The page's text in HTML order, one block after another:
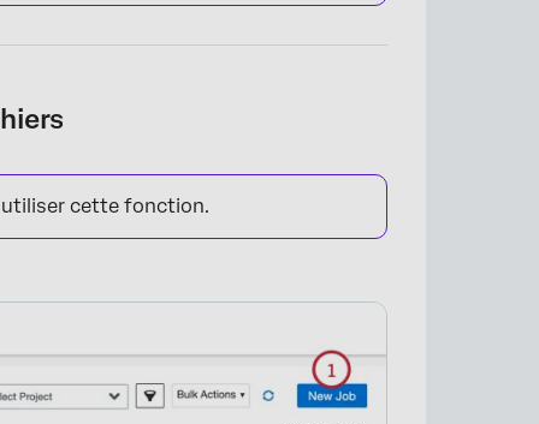
utiliser cette fonction.